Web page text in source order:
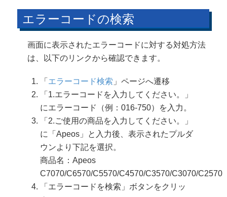
エラーコードの検索
画面に表示されたエラーコードに対する対処方法
は、以下のリンクから確認できます。
「 エラーコード検索 」ページへ遷移
「1.エラーコードを入力してください。」
にエラーコード（例：016-750）を入力。
「2.ご使用の商品を入力してください。」
に「Apeos」と入力後、表示されたプルダ
ウンより下記を選択。
商品名：Apeos
C7070/C6570/C5570/C4570/C3570/C3070/C2570
「エラーコードを検索」ボタンをクリッ